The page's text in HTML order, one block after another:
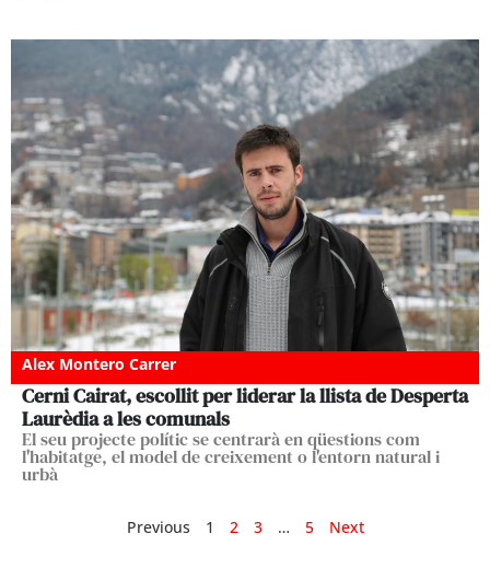
Alex Montero Carrer
Cerni Cairat, escollit per liderar la llista de Desperta
Laurèdia a les comunals
El seu projecte polític se centrarà en qüestions com
l'habitatge, el model de creixement o l'entorn natural i
urbà
Previous 1 2 3 … 5 Next